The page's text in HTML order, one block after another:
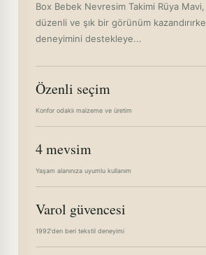
Box Bebek Nevresim Takimi Rüya
düzenli ve şık bir görünüm
deneyimini destekleye...
Özenli seçim
Konfor odaklı malzeme ve üretim
4 mevsim
Yaşam alanınıza uyumlu kullanım
Varol güvencesi
1992'den beri tekstil deneyimi